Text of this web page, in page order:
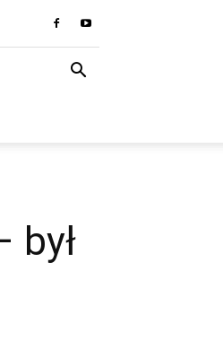
był